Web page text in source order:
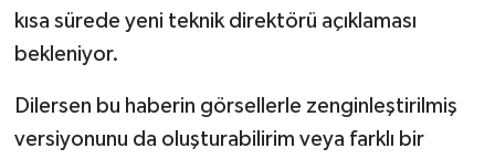
kısa sürede yeni teknik direktörü açıklaması
bekleniyor.
Dilersen bu haberin görsellerle zenginleştirilmiş
versiyonunu da oluşturabilirim veya farklı bir